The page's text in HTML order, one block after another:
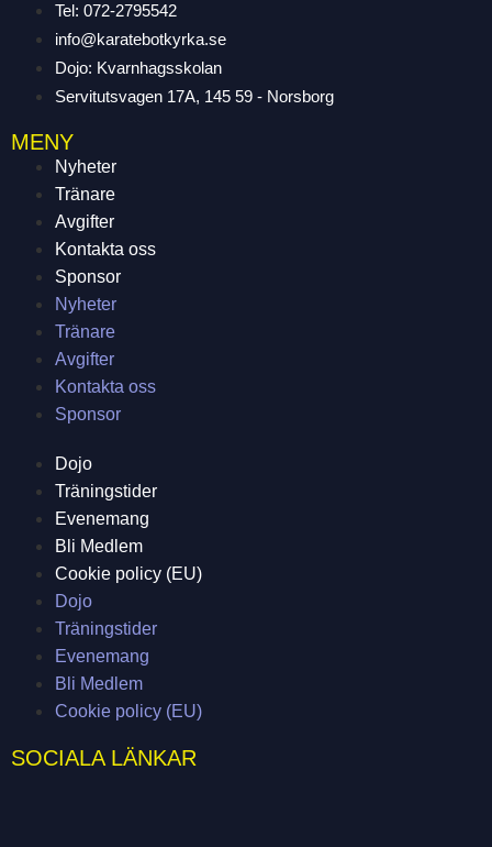
Tel: 072-2795542
info@karatebotkyrka.se
Dojo: Kvarnhagsskolan
Servitutsvagen 17A, 145 59 - Norsborg
MENY
Nyheter
Tränare
Avgifter
Kontakta oss
Sponsor
Nyheter
Tränare
Avgifter
Kontakta oss
Sponsor
Dojo
Träningstider
Evenemang
Bli Medlem
Cookie policy (EU)
Dojo
Träningstider
Evenemang
Bli Medlem
Cookie policy (EU)
SOCIALA LÄNKAR